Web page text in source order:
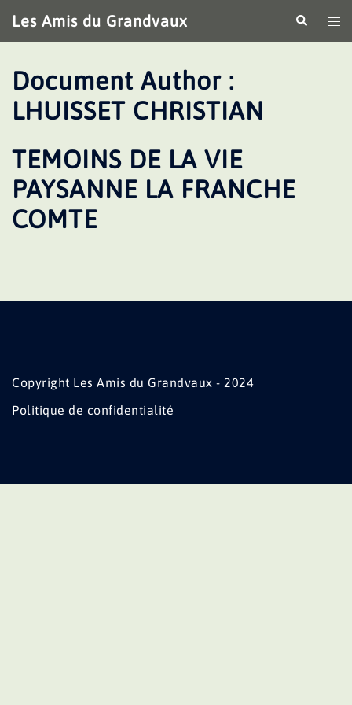
au
contenu
Les Amis du Grandvaux
le
Document Author :
LHUISSET CHRISTIAN
TEMOINS DE LA VIE
PAYSANNE LA FRANCHE
COMTE
Copyright Les Amis du Grandvaux - 2024
Politique de confidentialité